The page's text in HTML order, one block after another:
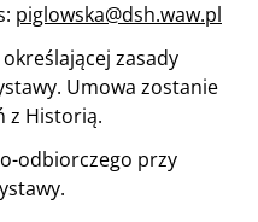
piglowska@dsh.waw.pl
zasady
Umowa zostanie
z Historią.
odbiorczego przy